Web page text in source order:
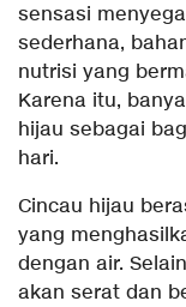
sensasi
sederhana,
nutrisi yang
Karena itu,
hijau sebagai
hari.
Cincau hijau
yang
dengan air.
akan serat dan